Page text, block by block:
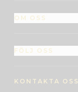
OM OSS
FÖLJ OSS
KONTAKTA OSS